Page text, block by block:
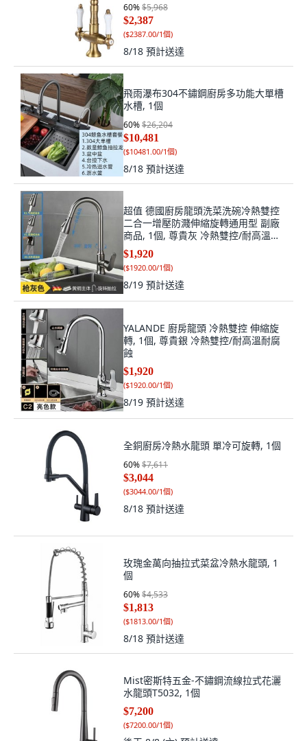
60%$5,968
$2,387
($2387.00/1個)
8/18 預計送達
飛雨瀑布304不鏽鋼廚房多功能大單槽
水槽, 1個
60%$26,204
$10,481
($10481.00/1個)
8/18 預計送達
超值 德國廚房龍頭洗菜洗碗冷熱雙控
二合一增壓防濺伸縮旋轉通用型 副廠
商品, 1個, 尊貴灰 冷熱雙控/耐高溫耐
腐蝕
$1,920
($1920.00/1個)
8/19 預計送達
YALANDE 廚房龍頭 冷熱雙控 伸縮旋
轉, 1個, 尊貴銀 冷熱雙控/耐高溫耐腐
蝕
$1,920
($1920.00/1個)
8/19 預計送達
全銅廚房冷熱水龍頭 單冷可旋轉, 1個
60%$7,611
$3,044
($3044.00/1個)
8/18 預計送達
玫瑰金萬向抽拉式菜盆冷熱水龍頭, 1
個
60%$4,533
$1,813
($1813.00/1個)
8/18 預計送達
Mist密斯特五金-不鏽鋼流線拉式花灑
水龍頭T5032, 1個
$7,200
($7200.00/1個)